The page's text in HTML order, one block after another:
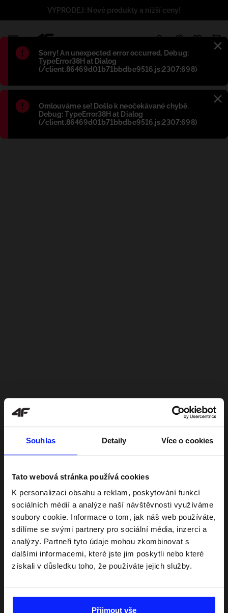
Souhlas Detaily Více o cookies
Tato webová stránka používá cookies
K personalizaci obsahu a reklam, poskytování funkcí
sociálních médií a analýze naší návštěvnosti využíváme
soubory cookie. Informace o tom, jak náš web používáte,
sdílíme se svými partnery pro sociální média, inzerci a
analýzy. Partneři tyto údaje mohou zkombinovat s
dalšími informacemi, které jste jim poskytli nebo které
získali v důsledku toho, že používáte jejich služby.
Přijmout vše
Błąd:
Sorry! An unexpected error occurred. Debug:
TypeError38H at Dialog
(/client.86469d01b71bbdbe9516.js:2307:698)
Błąd:
Omlouváme se! Došlo k neočekávané chybě.
Debug: TypeError38H at Dialog
(/client.86469d01b71bbdbe9516.js:2307:698)
VÝPRODEJ: Nové produkty a nižší ceny!